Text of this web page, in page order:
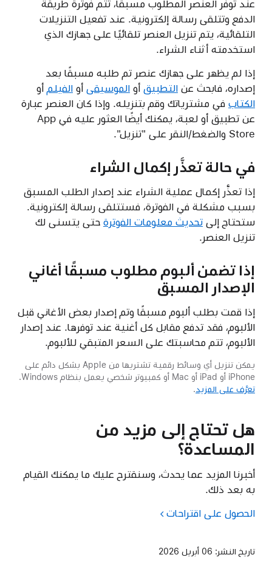
عند توفر العنصر المطلوب مسبقًا، تتم فوترة طريقة
الدفع وتتلقى رسالة إلكترونية. عند تفعيل التنزيلات
التلقائية، يتم تنزيل العنصر تلقائيًا على جهازك الذي
استخدمته أثناء الشراء.
إذا لم يظهر على جهازك عنصر تم طلبه مسبقًا بعد
إصداره، فابحث عن التطبيق أو الموسيقى أو الفيلم أو
الكتاب في مشترياتك وقم بتنزيله. وإذا كان العنصر عبارة
عن تطبيق أو لعبة، يمكنك أيضًا العثور عليه في App
Store والضغط/النقر على "تنزيل".
في حالة تعذَّر إكمال الشراء
إذا تعذَّر إكمال عملية الشراء عند إصدار الطلب المسبق
بسبب مشكلة في الفوترة، فستتلقى رسالة إلكترونية.
ستحتاج إلى تحديث معلومات الفوترة حتى يتسنى لك
تنزيل العنصر.
إذا تضمن ألبوم مطلوب مسبقًا أغاني
الإصدار المسبق
إذا قمت بطلب ألبوم مسبقًا وتم إصدار بعض الأغاني قبل
الألبوم، فقد تدفع مقابل كل أغنية عند توفرها. عند إصدار
الألبوم، تتم محاسبتك على السعر المتبقي للألبوم.
يمكن تنزيل أي وسائط رقمية تشتريها من Apple بشكل دائم على
iPhone أو iPad أو Mac أو كمبيوتر شخصي يعمل بنظام Windows.
تعرَّف على المزيد.
هل تحتاج إلى مزيد من
المساعدة؟
أخبرنا المزيد عما يحدث، وسنقترح عليك ما يمكنك القيام
به بعد ذلك.
الحصول على اقتراحات
تاريخ النشر: 06 أبريل 2026